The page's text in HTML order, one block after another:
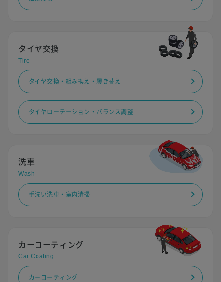
タイヤ交換
Tire
タイヤ交換・組み換え・履き替え
タイヤローテーション・バランス調整
洗車
Wash
手洗い洗車・室内清掃
カーコーティング
Car Coating
カーコーティング